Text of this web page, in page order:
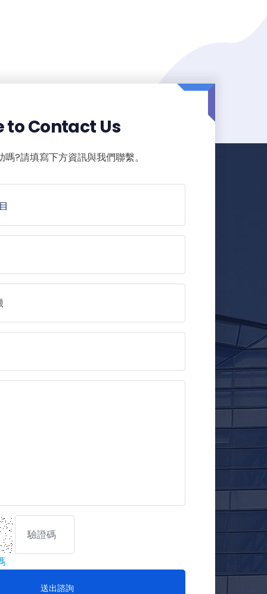
to Contact Us
?請填寫下方資訊與我們聯繫。
送出諮詢